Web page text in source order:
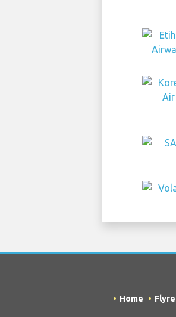
Home